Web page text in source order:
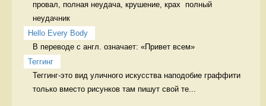
провал, полная неудача, крушение, крах  полный
неудачник
Hello Every Body
В переводе с англ. означает: «Привет всем»
Теггинг
Теггинг-это вид уличного искусства наподобие граффити
только вместо рисунков там пишут свой те...